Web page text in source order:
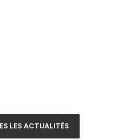
LES ACTUALITÉS